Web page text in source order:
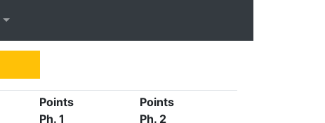
Points
Ph. 1
Points
Ph. 2